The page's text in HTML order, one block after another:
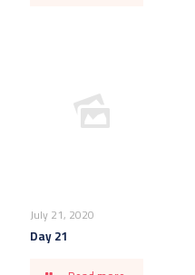
July 21, 2020
Day 21